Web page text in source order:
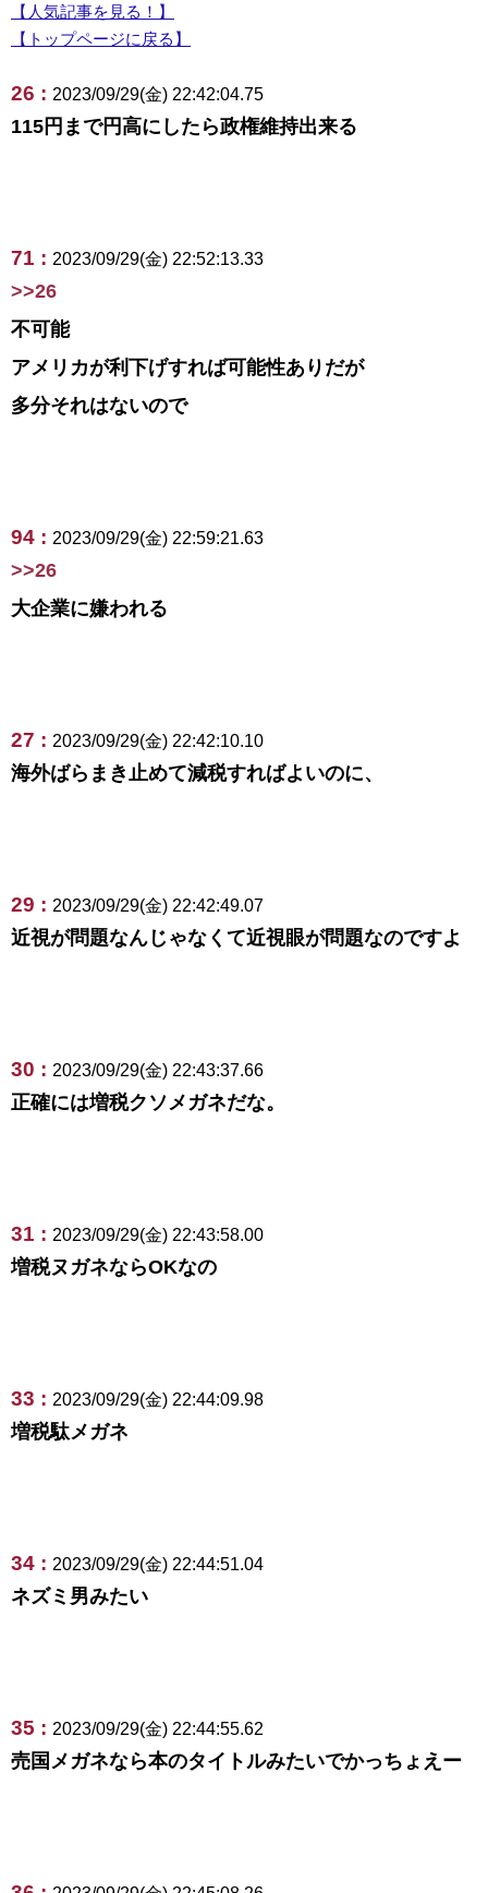
【人気記事を見る！】
【トップページに戻る】
26 : 2023/09/29(金) 22:42:04.75
115円まで円高にしたら政権維持出来る
71 : 2023/09/29(金) 22:52:13.33
>>26
不可能
アメリカが利下げすれば可能性ありだが
多分それはないので
94 : 2023/09/29(金) 22:59:21.63
>>26
大企業に嫌われる
27 : 2023/09/29(金) 22:42:10.10
海外ばらまき止めて減税すればよいのに、
29 : 2023/09/29(金) 22:42:49.07
近視が問題なんじゃなくて近視眼が問題なのですよ
30 : 2023/09/29(金) 22:43:37.66
正確には増税クソメガネだな。
31 : 2023/09/29(金) 22:43:58.00
増税ヌガネならOKなの
33 : 2023/09/29(金) 22:44:09.98
増税駄メガネ
34 : 2023/09/29(金) 22:44:51.04
ネズミ男みたい
35 : 2023/09/29(金) 22:44:55.62
売国メガネなら本のタイトルみたいでかっちょえー